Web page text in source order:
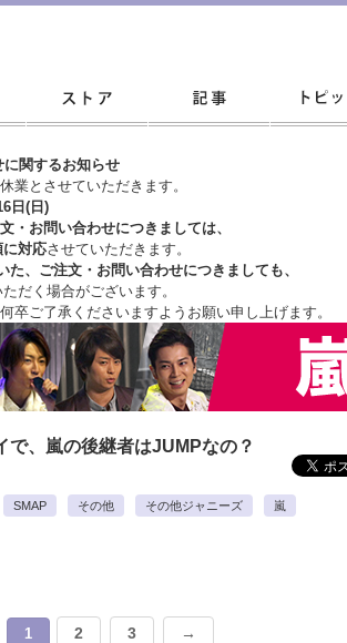
関するお知らせ
業とさせていただきます。
日(日)
・お問い合わせにつきましては、
に対応させていただきます。
た、ご注文・ お問い合わせにつきましても、
だく場合がございます。
何卒ご了承くださいますようお願い申し上げます。
で、嵐の後継者はJUMPなの？
SMAP その他 その他ジャニーズ 嵐
1 2 3 →